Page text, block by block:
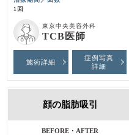
1回
東京中央美容外科
TCB医師
施術詳細
症例写真
詳細
顔の脂肪吸引
施術前・1ヶ月後